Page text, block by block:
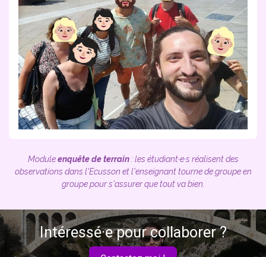
Moduleenquête de terrain: les étudiant·e·s réalisent des
observations dans l'Ecusson et l'enseignant tourne de groupe en
groupe pour s'assurer que tout va bien.
Intéressé·e pour collaborer ?